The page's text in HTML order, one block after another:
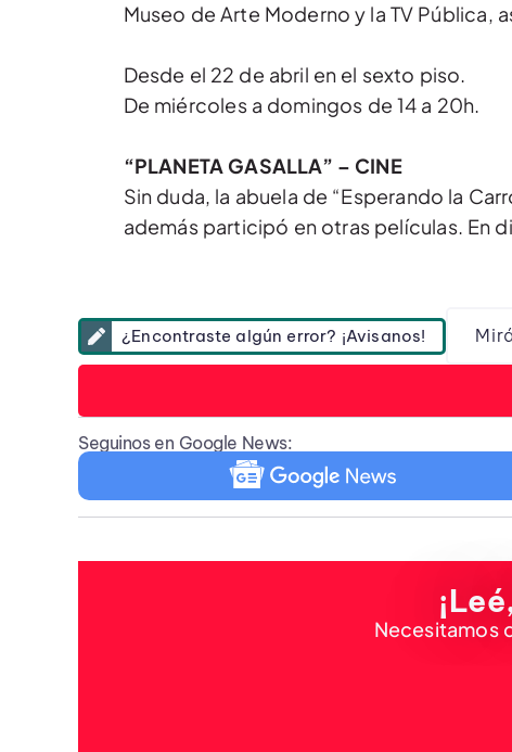
Museo de Arte Moderno y la TV
Desde el 22 de abril en el sexto piso.
De miércoles a domingos de 14 a 20h.
“PLANETA GASALLA” – CINE
Sin duda, la abuela de “Esperando la
además participó en otras películas. En
¿Encontraste algún error? ¡Avisanos!
Seguinos en Google News:
Necesitamos